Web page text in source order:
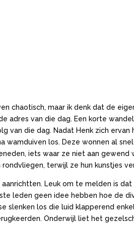
chaotisch, maar ik denk dat de
adres van die dag. Een korte
van die dag. Nadat Henk zich ervan
wamduiven los. Deze wonnen al
iets waar ze niet aan gewend
terwijl ze hun kunstjes
Leuk om te melden is dat
leden geen idee hebben hoe de
slenken los die luid klapperend
Onderwijl liet het